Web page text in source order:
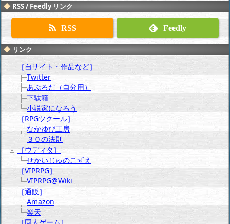
RSS / Feedly リンク
RSS Feedly
リンク
［自サイト・作品など］
Twitter
あぷろだ（自分用）
下駄箱
小説家になろう
［RPGツクール］
なかゆび工房
３０の法則
［ウディタ］
せかいじゅのこずえ
［VIPRPG］
VIPRPG@Wiki
［通販］
Amazon
楽天